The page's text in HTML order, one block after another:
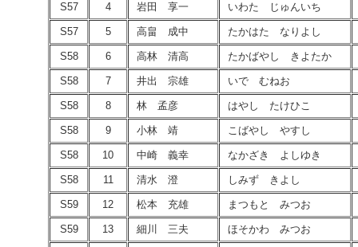
S57 4 岩田 享一 いわた じゅんいち
S57 5 高畠 成中 たかはた なりよし
S58 6 高林 清高 たかばやし きよたか
S58 7 井出 宗雄 いで むねお
S58 8 林 孟彦 はやし たけひこ
S58 9 小林 靖 こばやし やすし
S58 10 中崎 義幸 なかざき よしゆき
S58 11 清水 澄 しみず きよし
S59 12 松本 充雄 まつもと みつお
S59 13 細川 三夫 ほそかわ みつお